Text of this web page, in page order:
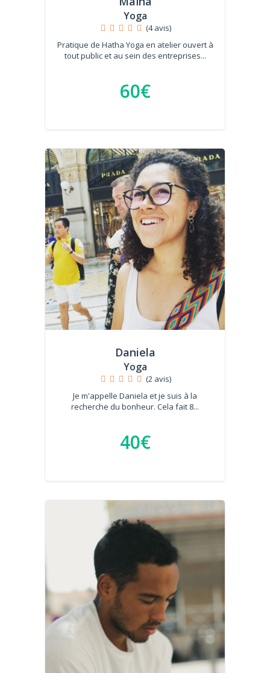
Yoga
(4 avis)
Pratique de Hatha Yoga en atelier ouvert à
tout public et au sein des entreprises...
60€
Daniela
Yoga
(2 avis)
Je m'appelle Daniela et je suis à la
recherche du bonheur. Cela fait 8...
40€